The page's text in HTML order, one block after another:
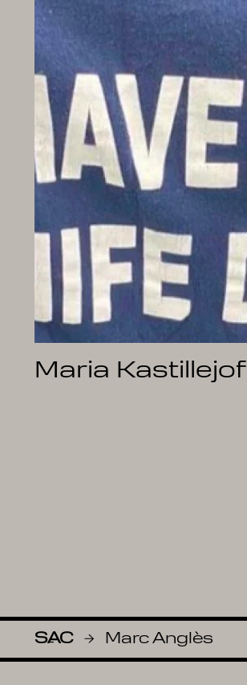
SAC
- Marc Anglès
Maria Kastillejof